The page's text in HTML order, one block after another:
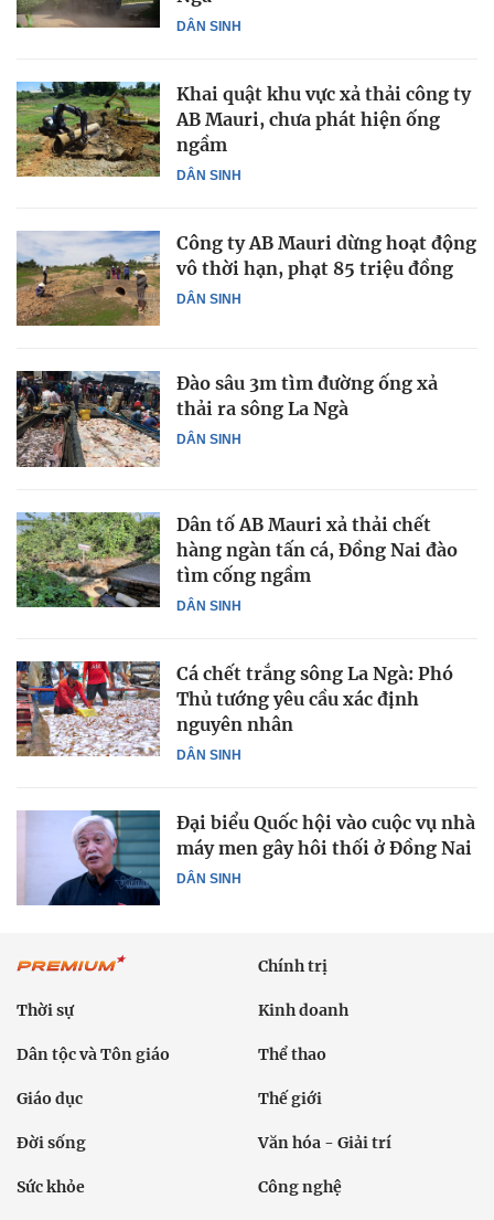
DÂN SINH
DÂN SINH
Khai quật khu vực xả thải công ty
AB Mauri, chưa phát hiện ống
ngầm
DÂN SINH
Công ty AB Mauri dừng hoạt động
vô thời hạn, phạt 85 triệu đồng
DÂN SINH
Đào sâu 3m tìm đường ống xả
thải ra sông La Ngà
DÂN SINH
Dân tố AB Mauri xả thải chết
hàng ngàn tấn cá, Đồng Nai đào
tìm cống ngầm
DÂN SINH
Cá chết trắng sông La Ngà: Phó
Thủ tướng yêu cầu xác định
nguyên nhân
DÂN SINH
Đại biểu Quốc hội vào cuộc vụ nhà
máy men gây hôi thối ở Đồng Nai
Chính trị
Thời sự Kinh doanh
Dân tộc và Tôn giáo Thể thao
Giáo dục Thế giới
Đời sống Văn hóa - Giải trí
Sức khỏe Công nghệ